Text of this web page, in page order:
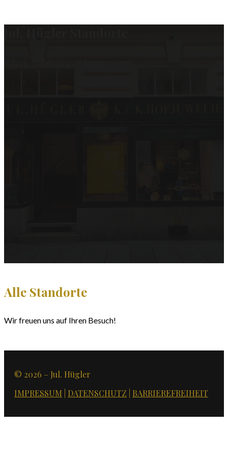
Alle Standorte
Wir freuen uns auf Ihren Besuch!
© 2026 – Jul. Hügler
IMPRESSUM
DATENSCHUTZ BARRIEREFREIHEIT